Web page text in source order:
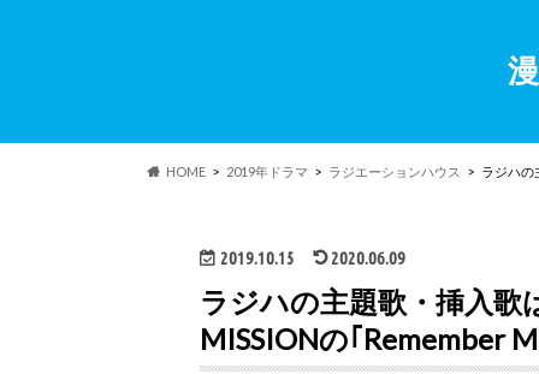
HOME 2019年ドラマ ラジエーションハウス ラジハの
2019.10.15 2020.06.09
ラジハの主題歌・挿入
MISSIONの｢Remember